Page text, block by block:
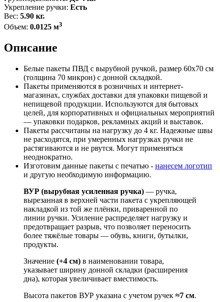
Укрепление ручки: Есть
Вес: 5.90 кг.
Объем: 0.0125 м3
Описание
Белые пакеты ПВД с вырубной ручкой, размер 60x70 см
(толщина 70 микрон) с донной складкой.
Пакеты применяются в розничных и интернет-
магазинах, службах доставки для упаковки пищевой и
непищевой продукции. Используются для бытовых
целей, для корпоративных и официальных мероприятий
— упаковки подарков, рекламных акций и выставок.
Пакеты рассчитаны на нагрузку до 4 кг. Надежные швы
не расходятся, при умеренных нагрузках ручки не
растягиваются и не рвутся. Могут применяться
неоднократно.
Изготовим данные пакеты с печатью - нанесем логотип
и другую необходимую информацию.
ВУР (вырубная усиленная ручка) — ручка,
вырезанная в верхней части пакета с укрепляющей
накладкой из той же плёнки, приваренной по
линии ручки. Усиление распределяет нагрузку и
предотвращает разрыв, что позволяет переносить
более тяжёлые товары — обувь, книги, бутылки,
продукты.
Значение (+4 см) в наименовании товара,
указывает ширину донной складки (расширения
дна), которая увеличивает вместимость.
Высота пакетов ВУР указана с учетом ручек ≈7 см.